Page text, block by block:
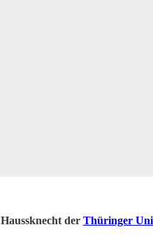
der Thüringer